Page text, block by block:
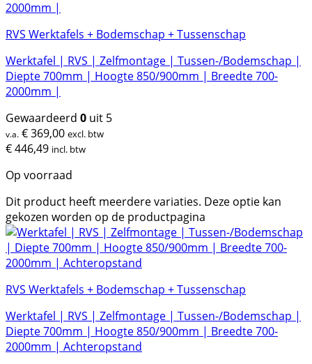
RVS Werktafels + Bodemschap + Tussenschap
Werktafel | RVS | Zelfmontage | Tussen-/Bodemschap |
Diepte 700mm | Hoogte 850/900mm | Breedte 700-
2000mm |
Gewaardeerd 0 uit 5
v.a. €369,00 excl. btw
€446,49 incl. btw
Op voorraad
Dit product heeft meerdere variaties. Deze optie kan
gekozen worden op de productpagina
RVS Werktafels + Bodemschap + Tussenschap
Werktafel | RVS | Zelfmontage | Tussen-/Bodemschap |
Diepte 700mm | Hoogte 850/900mm | Breedte 700-
2000mm | Achteropstand